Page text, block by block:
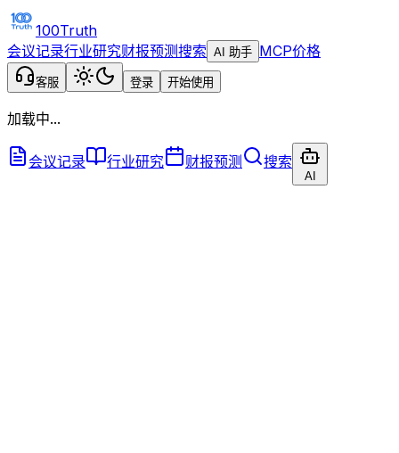
100Truth
会议记录行业研究财报预测搜索 AI 助手 MCP价格
客服 登录 开始使用
加载中...
会议记录 行业研究 财报预测 搜索
AI